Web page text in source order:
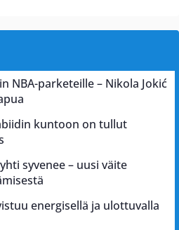
NBA-parketeille – Nikola Jokić
kuntoon on tullut
syvenee – uusi väite
energisellä ja ulottuvalla